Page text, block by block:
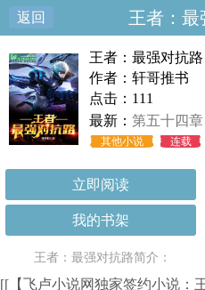
返回 王者：最
王者：最强对抗路
作者：轩哥推书
点击：111
最新： 第五十四
其他小说 连载
立即阅读
我的书架
王者：最强对抗路简介：
[[【飞卢小说网独家签约小说：